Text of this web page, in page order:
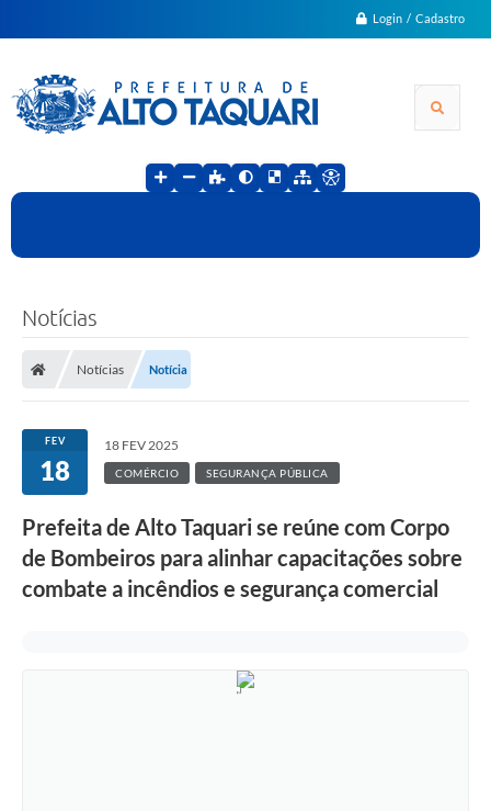
Login / Cadastro
Notícias
Notícias Notícia
FEV
18
18 FEV 2025
COMÉRCIO SEGURANÇA PÚBLICA
Prefeita de Alto Taquari se reúne com Corpo
de Bombeiros para alinhar capacitações sobre
combate a incêndios e segurança comercial